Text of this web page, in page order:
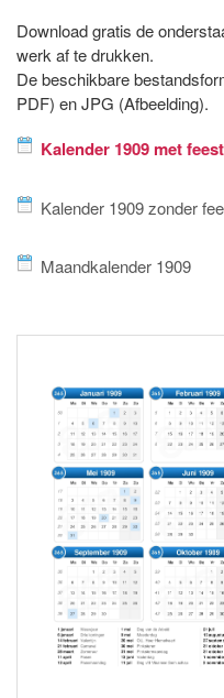
Download gratis de
werk af te drukken.
De beschikbare
PDF) en JPG (Afbeelding).
Kalender 1909 met
Kalender 1909 zonder
Maandkalender 1909